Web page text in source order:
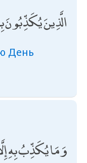
الَّذِينَ يُكَذِّبُونَ
День
وَمَا يُكَذِّبُ بِهِ